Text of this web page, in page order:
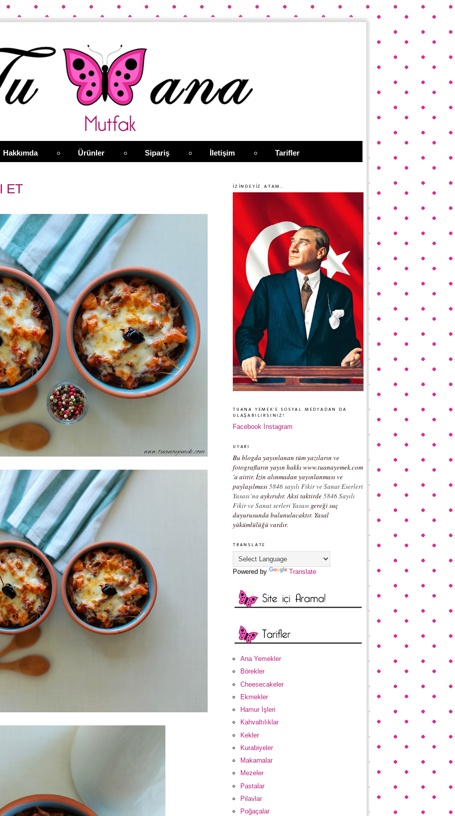
Tarifler
İletişim
Sipariş
Ürünler
Hakkımda
ET İZİNDEYİZ ATAM..
TUANA YEMEK'E SOSYAL MEDYADAN DA
ULAŞABILIRSINIZ!
Facebook İnstagram
UYARI
Bu blogda yayınlanan tüm yazıların ve
fotografların yayın hakkı www.tuanayemek.com
'a aittir. İzin alınmadan yayınlanması ve
paylaşılması 5846 sayılı Fikir ve Sanat Eserleri
Yasası`na aykırıdır. Aksi taktirde5846 Sayılı
Fikir ve Sanat serleri Yasası gereği suç
duyurusunda bulunulacaktır. Yasal
yükümlülüğü vardır.
TRANSLATE
Powered by Translate
Ana Yemekler
Börekler
Cheesecakeler
Ekmekler
Hamur İşleri
Kahvaltılıklar
Kekler
Kurabiyeler
Makarnalar
Mezeler
Pastalar
Pilavlar
Poğaçalar